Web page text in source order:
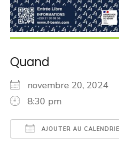
Quand
novembre 20, 2024
8:30 pm
AJOUTER AU